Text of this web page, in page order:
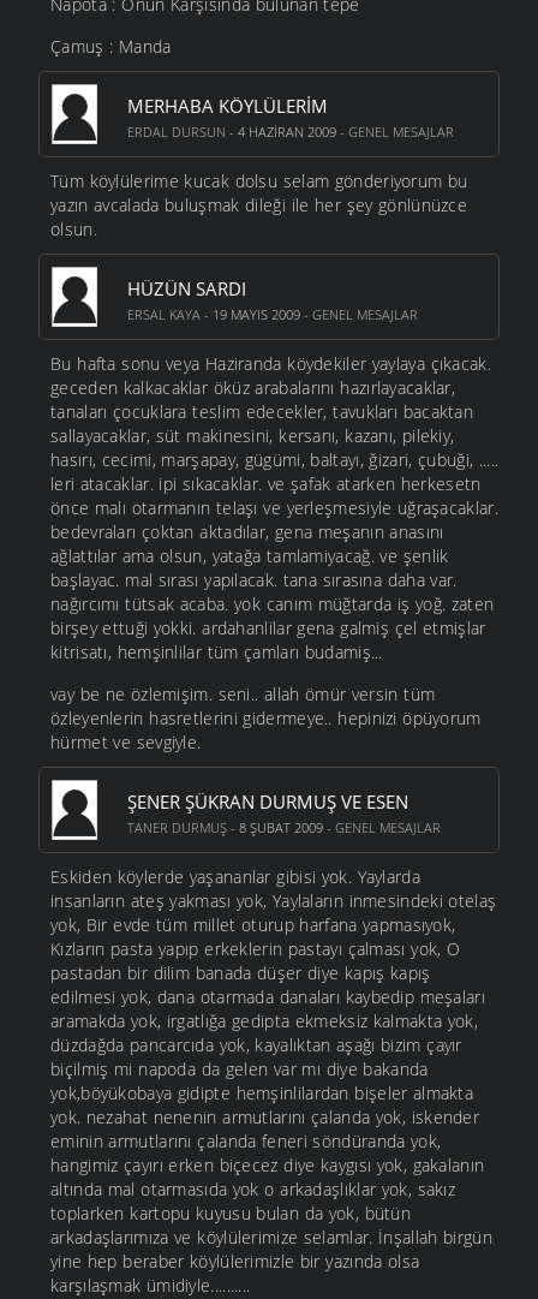
Çamuş : Manda
MERHABA KÖYLÜLERIM
ERDAL DURSUN - 4 HAZIRAN 2009 - GENEL MESAJLAR
Tüm köylülerime kucak dolsu selam gönderiyorum bu
yazın avcalada buluşmak dileği ile her şey gönlünüzce
olsun.
HÜZÜN SARDI
ERSAL KAYA - 19 MAYIS 2009 - GENEL MESAJLAR
Bu hafta sonu veya Haziranda köydekiler yaylaya çıkacak.
geceden kalkacaklar öküz arabalarını hazırlayacaklar,
tanaları çocuklara teslim edecekler, tavukları bacaktan
sallayacaklar, süt makinesini, kersanı, kazanı, pilekiy,
hasırı, cecimi, marşapay, gügümi, baltayı, ğizari, çubuği, .....
leri atacaklar. ipi sıkacaklar. ve şafak atarken herkesetn
önce malı otarmanın telaşı ve yerleşmesiyle uğraşacaklar.
bedevraları çoktan aktadılar, gena meşanın anasını
ağlattılar ama olsun, yatağa tamlamiyacağ. ve şenlik
başlayac. mal sırası yapılacak. tana sırasına daha var.
nağırcımı tütsak acaba. yok canım müğtarda iş yoğ. zaten
birşey ettuği yokki. ardahanlilar gena galmiş çel etmişlar
kitrisatı, hemşinlilar tüm çamları budamiş...
vay be ne özlemişim. seni.. allah ömür versin tüm
özleyenlerin hasretlerini gidermeye.. hepinizi öpüyorum
hürmet ve sevgiyle.
ŞENER ŞÜKRAN DURMUŞ VE ESEN
TANER DURMUŞ - 8 ŞUBAT 2009 - GENEL MESAJLAR
Eskiden köylerde yaşananlar gibisi yok. Yaylarda
insanların ateş yakması yok, Yaylaların inmesindeki otelaş
yok, Bir evde tüm millet oturup harfana yapmasıyok,
Kızların pasta yapıp erkeklerin pastayı çalması yok, O
pastadan bir dilim banada düşer diye kapış kapış
edilmesi yok, dana otarmada danaları kaybedip meşaları
aramakda yok, irgatlığa gedipta ekmeksiz kalmakta yok,
düzdağda pancarcıda yok, kayalıktan aşağı bizim çayır
biçilmiş mi napoda da gelen var mı diye bakanda
yok,böyükobaya gidipte hemşinlilardan bişeler almakta
yok. nezahat nenenin armutlarını çalanda yok, iskender
eminin armutlarını çalanda feneri söndüranda yok,
hangimiz çayırı erken biçecez diye kaygısı yok, gakalanın
altında mal otarmasıda yok o arkadaşlıklar yok, sakız
toplarken kartopu kuyusu bulan da yok, bütün
arkadaşlarımıza ve köylülerimize selamlar. İnşallah birgün
yine hep beraber köylülerimizle bir yazında olsa
karşılaşmak ümidiyle..........